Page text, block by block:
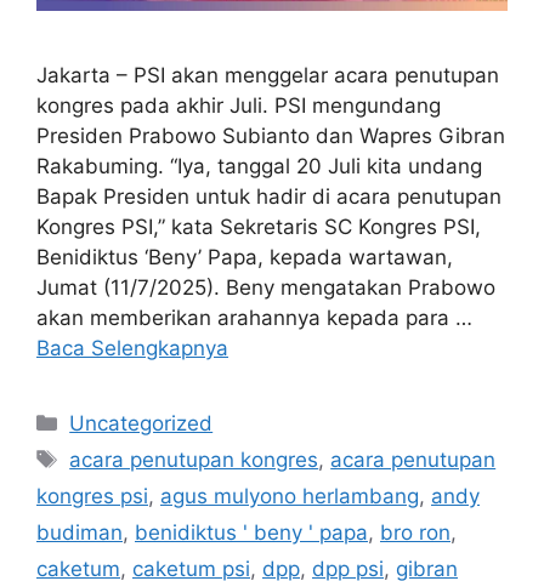
Jakarta – PSI akan menggelar acara penutupan
kongres pada akhir Juli. PSI mengundang
Presiden Prabowo Subianto dan Wapres Gibran
Rakabuming. “Iya, tanggal 20 Juli kita undang
Bapak Presiden untuk hadir di acara penutupan
Kongres PSI,” kata Sekretaris SC Kongres PSI,
Benidiktus ‘Beny’ Papa, kepada wartawan,
Jumat (11/7/2025). Beny mengatakan Prabowo
akan memberikan arahannya kepada para …
Baca Selengkapnya
Kategori
Uncategorized
Tag
acara penutupan kongres, acara penutupan
kongres psi, agus mulyono herlambang, andy
budiman, benidiktus ' beny ' papa, bro ron,
caketum, caketum psi, dpp, dpp psi, gibran